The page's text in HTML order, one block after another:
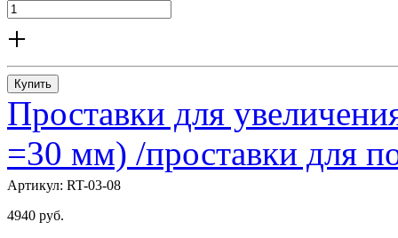
+
Купить
Проставки для
=30 мм) /проставки для
Артикул: RT-03-08
4940 руб.